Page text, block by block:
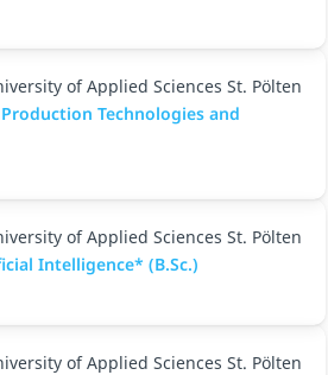
of Applied Sciences St. Pölten
Technologies and
of Applied Sciences St. Pölten
Intelligence* (B.Sc.)
of Applied Sciences St. Pölten